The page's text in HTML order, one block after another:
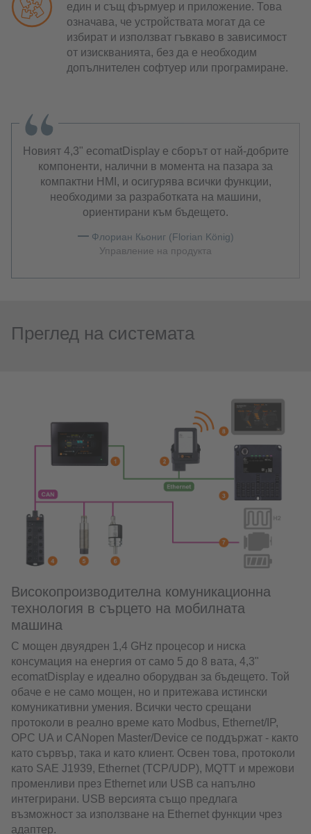
един и същ фърмуер и приложение. Това
означава, че устройствата могат да се
избират и използват гъвкаво в зависимост
от изискванията, без да е необходим
допълнителен софтуер или програмиране.
Новият 4,3" ecomatDisplay е сборът от най-добрите
компоненти, налични в момента на пазара за
компактни HMI, и осигурява всички функции,
необходими за разработката на машини,
ориентирани към бъдещето.
Флориан Кьониг (Florian König)
Управление на продукта
Преглед на системата
Високопроизводителна комуникационна
технология в сърцето на мобилната
машина
С мощен двуядрен 1,4 GHz процесор и ниска
консумация на енергия от само 5 до 8 вата, 4,3"
ecomatDisplay е идеално оборудван за бъдещето. Той
обаче е не само мощен, но и притежава истински
комуникативни умения. Всички често срещани
протоколи в реално време като Modbus, Ethernet/IP,
OPC UA и CANopen Master/Device се поддържат - както
като сървър, така и като клиент. Освен това, протоколи
като SAE J1939, Ethernet (TCP/UDP), MQTT и мрежови
променливи през Ethernet или USB са напълно
интегрирани. USB версията също предлага
възможност за използване на Ethernet функции чрез
адаптер.